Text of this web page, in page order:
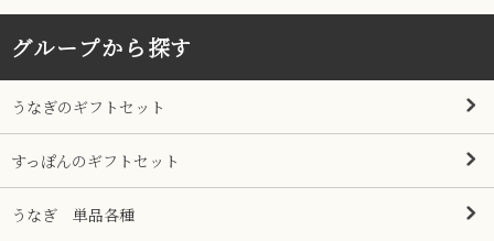
グループから探す
うなぎのギフトセット
すっぽんのギフトセット
うなぎ 単品各種